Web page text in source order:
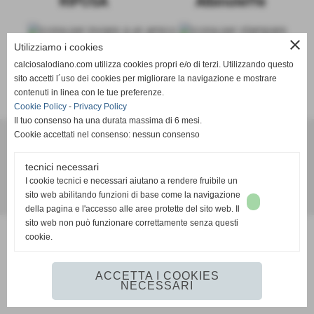
SCHEDA-CALENDARIO E RISULTATI-CLASSIFICA
Realizzazione siti web www.sitoper.it
close
Utilizziamo i cookies
calciosalodiano.com utilizza cookies propri e/o di terzi. Utilizzando questo
sito accetti l´uso dei cookies per migliorare la navigazione e mostrare
contenuti in linea con le tue preferenze.
Cookie Policy - Privacy Policy
Il tuo consenso ha una durata massima di 6 mesi.
Cookie accettati nel consenso: nessun consenso
tecnici necessari
I cookie tecnici e necessari aiutano a rendere fruibile un
sito web abilitando funzioni di base come la navigazione
della pagina e l'accesso alle aree protette del sito web. Il
sito web non può funzionare correttamente senza questi
cookie.
ACCETTA I COOKIES
NECESSARI